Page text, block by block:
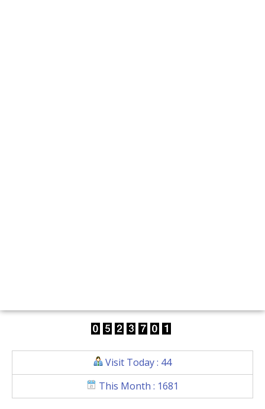
Visit Today : 44
This Month : 1681